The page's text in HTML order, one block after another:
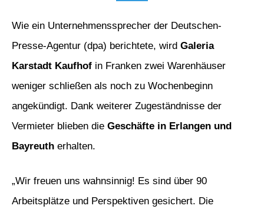
Wie ein Unternehmenssprecher der Deutschen-
Presse-Agentur (dpa) berichtete, wird Galeria
Karstadt Kaufhof in Franken zwei Warenhäuser
weniger schließen als noch zu Wochenbeginn
angekündigt. Dank weiterer Zugeständnisse der
Vermieter blieben die Geschäfte in Erlangen und
Bayreuth erhalten.
„Wir freuen uns wahnsinnig! Es sind über 90
Arbeitsplätze und Perspektiven gesichert. Die